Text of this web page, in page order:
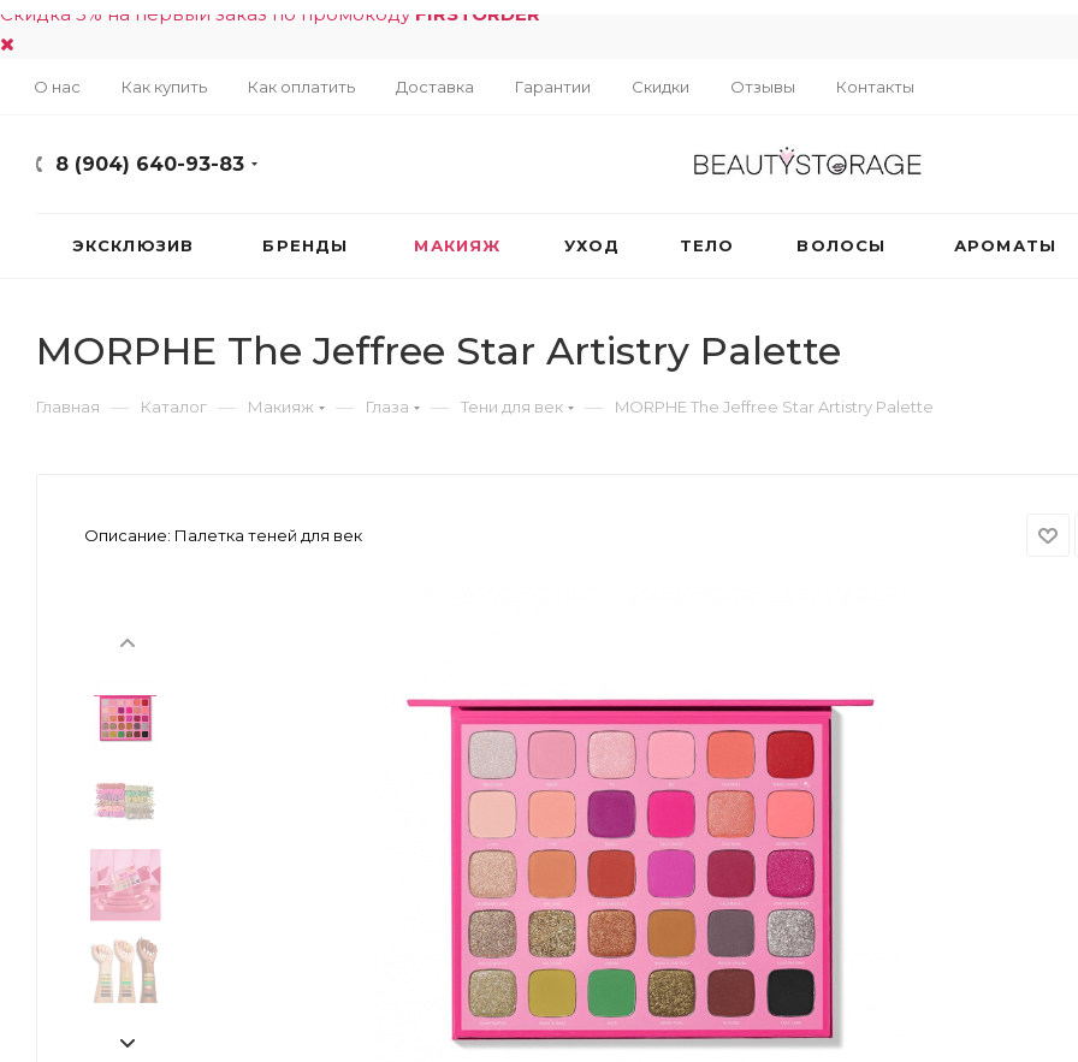
Скидка 5% на первый заказ по промокоду FIRSTORDER
О нас Как купить Как оплатить Доставка Гарантии Скидки Отзывы Контакты
8 (904) 640-93-83
ЭКСКЛЮЗИВ БРЕНДЫ МАКИЯЖ УХОД ТЕЛО ВОЛОСЫ АРОМАТЫ
MORPHE The Jeffree Star Artistry Palette
Главная — Каталог — Макияж — Глаза — Тени для век — MORPHE The Jeffree Star Artistry Palette
Описание: Палетка теней для век